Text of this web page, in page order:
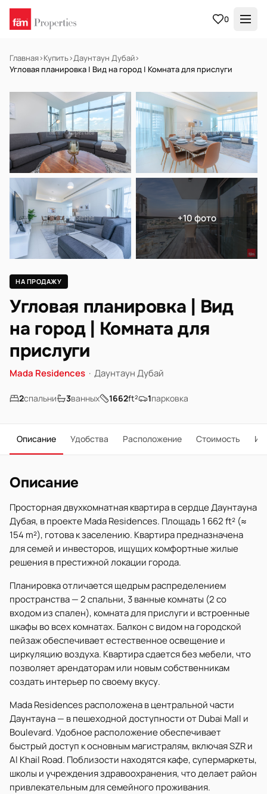
0
Главная›Купить›Даунтаун Дубай›
Угловая планировка | Вид на город | Комната для прислуги
НА ПРОДАЖУ Готов к заселению
+10 фото
НА ПРОДАЖУ
Угловая планировка | Вид
на город | Комната для
прислуги
Mada Residences · Даунтаун Дубай
2спальни 3ванных 1662ft² 1парковка
Описание Удобства Расположение Стоимость
Описание
Просторная двухкомнатная квартира в сердце Даунтауна
Дубая, в проекте Mada Residences. Площадь 1 662 ft² (≈
154 m²), готова к заселению. Квартира предназначена
для семей и инвесторов, ищущих комфортные жилые
решения в престижной локации города.
Планировка отличается щедрым распределением
пространства — 2 спальни, 3 ванные комнаты (2 со
входом из спален), комната для прислуги и встроенные
шкафы во всех комнатах. Балкон с видом на городской
пейзаж обеспечивает естественное освещение и
циркуляцию воздуха. Квартира сдается без мебели, что
позволяет арендаторам или новым собственникам
создать интерьер по своему вкусу.
Mada Residences расположена в центральной части
Даунтауна — в пешеходной доступности от Dubai Mall и
Boulevard. Удобное расположение обеспечивает
быстрый доступ к основным магистралям, включая SZR и
Al Khail Road. Поблизости находятся кафе, супермаркеты,
школы и учреждения здравоохранения, что делает район
привлекательным для семейного проживания.